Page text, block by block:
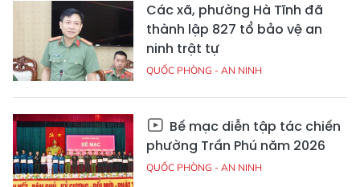
Các xã, phường Hà Tĩnh đã
thành lập 827 tổ bảo vệ an
ninh trật tự
QUỐC PHÒNG - AN NINH
Bế mạc diễn tập tác chiến
phường Trần Phú năm 2026
QUỐC PHÒNG - AN NINH